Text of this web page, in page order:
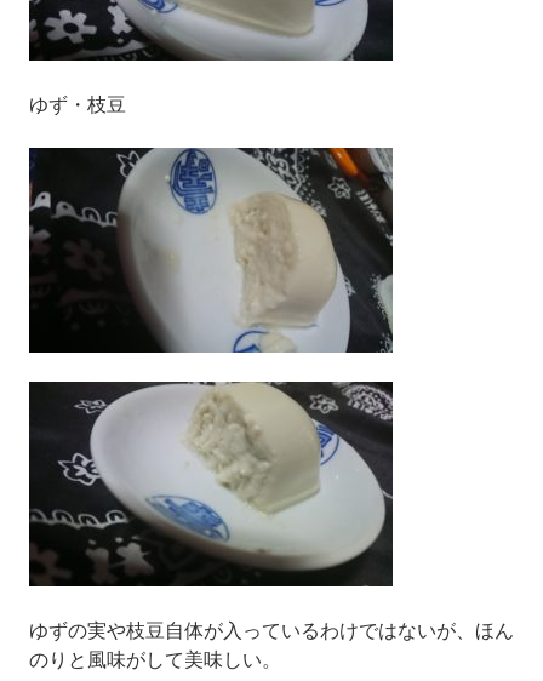
ゆず・枝豆
ゆずの実や枝豆自体が入っているわけではないが、ほん
のりと風味がして美味しい。